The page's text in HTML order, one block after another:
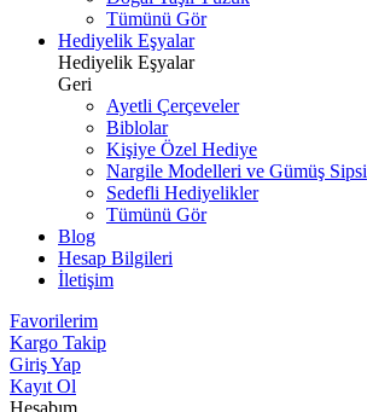
Tümünü Gör
Hediyelik Eşyalar
Hediyelik Eşyalar
Geri
Ayetli Çerçeveler
Biblolar
Kişiye Özel Hediye
Nargile Modelleri ve Gümüş Sipsi
Sedefli Hediyelikler
Tümünü Gör
Blog
Hesap Bilgileri
İletişim
Favorilerim
Kargo Takip
Giriş Yap
Kayıt Ol
Hesabım